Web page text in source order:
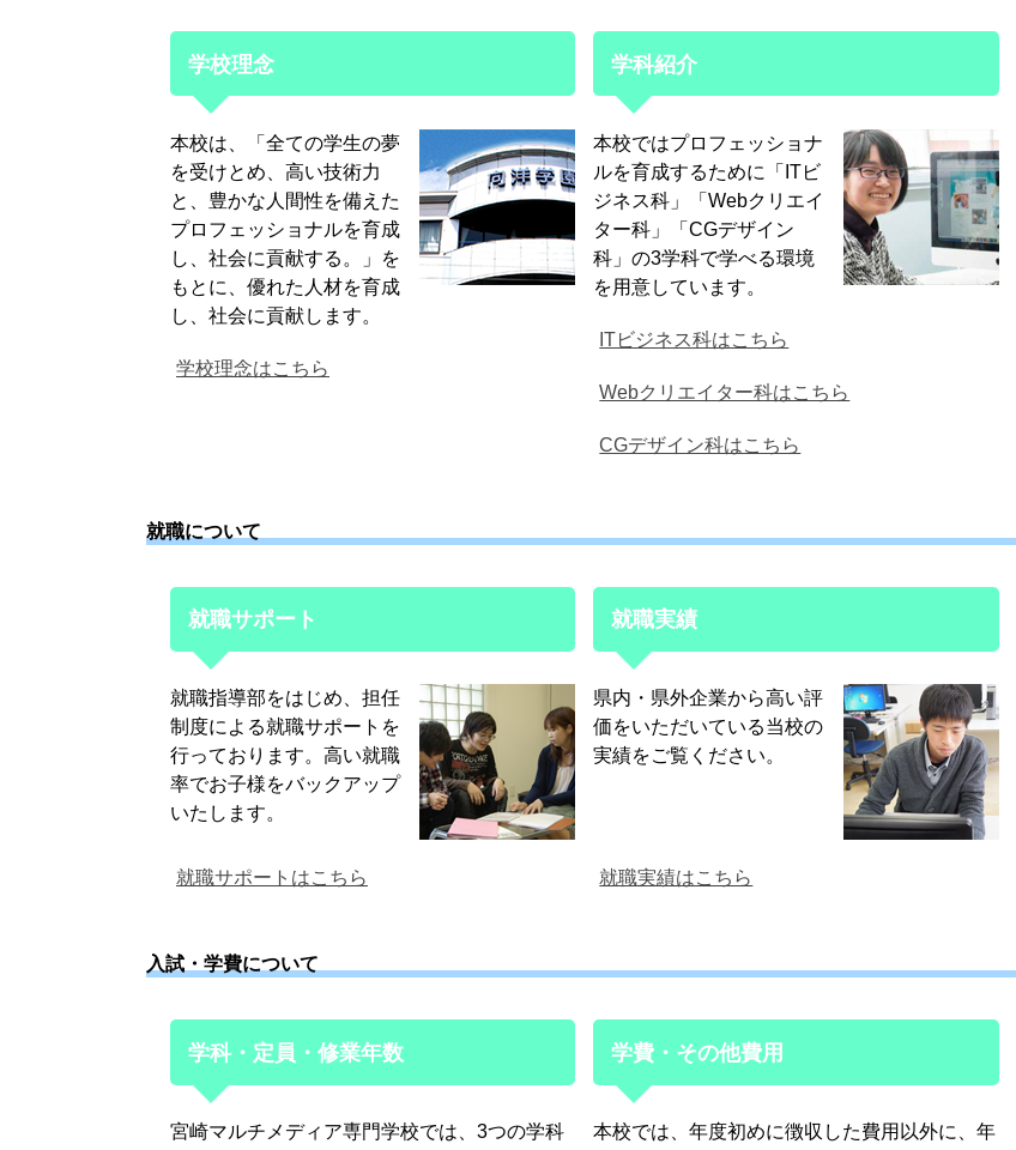
学校理念
本校は、「全ての学生の夢
を受けとめ、高い技術力
と、豊かな人間性を備えた
プロフェッショナルを育成
し、社会に貢献する。」を
もとに、優れた人材を育成
し、社会に貢献します。
学校理念はこちら
学科紹介
本校ではプロフェッショナ
ルを育成するために「ITビ
ジネス科」「Webクリエイ
ター科」「CGデザイン
科」の3学科で学べる環境
を用意しています。
ITビジネス科はこちら
Webクリエイター科はこちら
CGデザイン科はこちら
就職について
就職サポート
就職指導部をはじめ、担任
制度による就職サポートを
行っております。高い就職
率でお子様をバックアップ
いたします。
就職サポートはこちら
就職実績
県内・県外企業から高い評
価をいただいている当校の
実績をご覧ください。
就職実績はこちら
入試・学費について
学科・定員・修業年数
宮崎マルチメディア専門学校では、3つの学科
学費・その他費用
本校では、年度初めに徴収した費用以外に、年